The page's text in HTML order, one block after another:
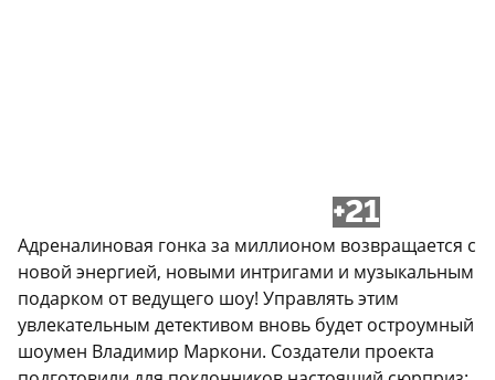
+21
Адреналиновая гонка за миллионом возвращается с
новой энергией, новыми интригами и музыкальным
подарком от ведущего шоу! Управлять этим
увлекательным детективом вновь будет остроумный
шоумен Владимир Маркони. Создатели проекта